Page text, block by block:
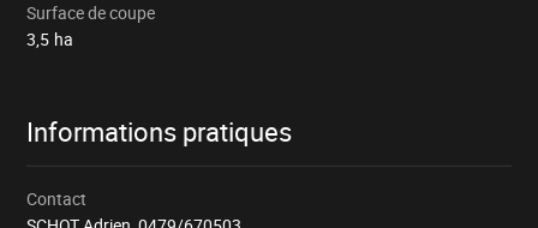
Surface de coupe
3,5 ha
Informations pratiques
Contact